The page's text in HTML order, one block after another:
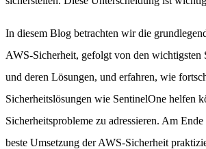
In diesem Blog betrachten wir die
AWS-Sicherheit, gefolgt von den wichtigsten
und deren Lösungen, und erfahren, wie
Sicherheitslösungen wie SentinelOne helfen
Sicherheitsprobleme zu adressieren. Am
beste Umsetzung der AWS-Sicherheit